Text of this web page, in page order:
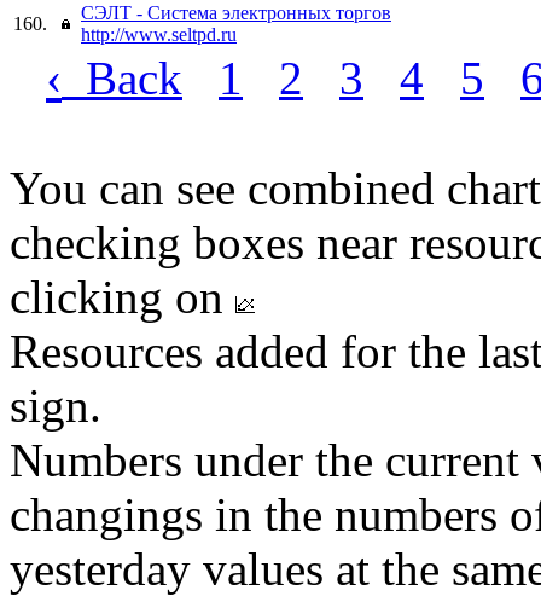
160.
СЭЛТ - Система электронных торгов
http://www.seltpd.ru
‹ Back 1 2 3 4 5
You can see combined
checking boxes near
clicking on
Resources added for the
sign.
Numbers under the
changings in the numbers
yesterday values at the